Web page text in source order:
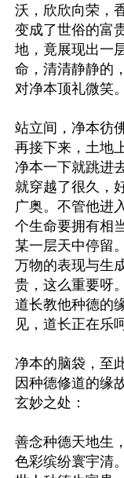
沃，欣欣向荣，
变成了世俗的富
地，竟展现出一
命，清清静静的
对净本顶礼微笑。
站立间，净本彷
再接下来，土地
净本一下就跳进
就穿越了很久，
广奥。不管他进
个生命要拥有相
某一层天中停留
万物的表现与生
贵，这么重要呀
道长教他种德的
见，道长正在乐
净本的脑袋，至
因种德修道的缘
玄妙之处：
善念种德天地生，
色彩缤纷寰宇清。